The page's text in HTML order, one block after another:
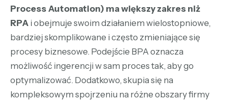
Process Automation) ma większy zakres niż
RPA i obejmuje swoim działaniem wielostopniowe,
bardziej skomplikowane i często zmieniające się
procesy biznesowe. Podejście BPA oznacza
możliwość ingerencji w sam proces tak, aby go
optymalizować. Dodatkowo, skupia się na
kompleksowym spojrzeniu na różne obszary firmy